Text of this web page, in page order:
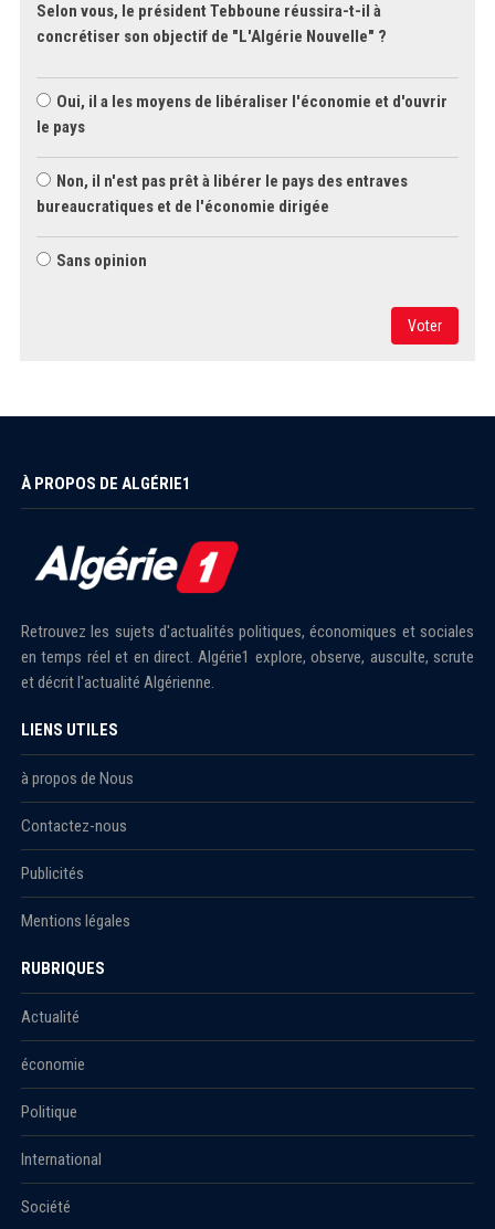
Selon vous, le président Tebboune réussira-t-il à
concrétiser son objectif de "L'Algérie Nouvelle" ?
Oui, il a les moyens de libéraliser l'économie et d'ouvrir
le pays
Non, il n'est pas prêt à libérer le pays des entraves
bureaucratiques et de l'économie dirigée
Sans opinion
Voter
À PROPOS DE ALGÉRIE1
Retrouvez les sujets d'actualités politiques, économiques et sociales
en temps réel et en direct. Algérie1 explore, observe, ausculte, scrute
et décrit l'actualité Algérienne.
LIENS UTILES
à propos de Nous
Contactez-nous
Publicités
Mentions légales
RUBRIQUES
Actualité
économie
Politique
International
Société